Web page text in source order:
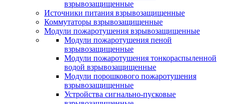
взрывозащищенные
Источники питания взрывозащищенные
Коммутаторы взрывозащищенные
Модули пожаротушения взрывозащищенные
Модули пожаротушения пеной
взрывозащищенные
Модули пожаротушения тонкораспыленной
водой взрывозащищенные
Модули порошкового пожаротушения
взрывозащищенные
Устройства сигнально-пусковые